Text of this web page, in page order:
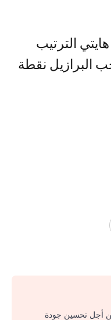
الترتيب
البرازيل نقطة
من أجل تحسين جودة